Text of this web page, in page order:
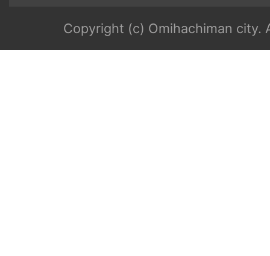
Copyright (c) Omihachiman city.